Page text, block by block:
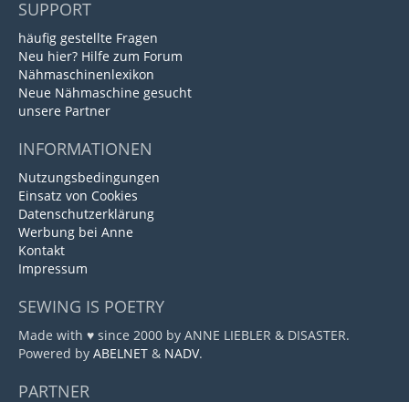
SUPPORT
häufig gestellte Fragen
Neu hier? Hilfe zum Forum
Nähmaschinenlexikon
Neue Nähmaschine gesucht
unsere Partner
INFORMATIONEN
Nutzungsbedingungen
Einsatz von Cookies
Datenschutzerklärung
Werbung bei Anne
Kontakt
Impressum
SEWING IS POETRY
Made with ♥ since 2000 by ANNE LIEBLER & DISASTER.
Powered by ABELNET & NADV.
PARTNER